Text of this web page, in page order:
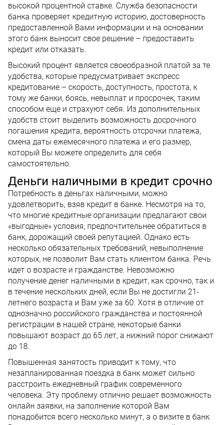
высокой процентной ставке. Служба безопасности
банка проверяет кредитную историю, достоверность
предоставленной Вами информации и на основании
этого банк выносит свое решение – предоставить
кредит или отказать.
Высокий процент является своеобразной платой за те
удобства, которые предусматривает экспресс
кредитование – скорость, доступность, простота, к
тому же банки, боясь, невыплат и просрочек, таким
способом еще и страхуют себя. Из дополнительных
удобств стоит выделить возможность досрочного
погашения кредита, вероятность отсрочки платежа,
смена даты ежемесячного платежа и его размер,
который Вы можете определить для себя
самостоятельно.
Деньги наличными в кредит срочно
Потребность в деньгах наличными, можно
удовлетворить, взяв кредит в банке. Несмотря на то,
что многие кредитные организации предлагают свои
«выгодные» условия, предпочтительнее обратиться в
банк, дорожащий своей репутацией. Однако есть
несколько обязательных требований, невыполнение
которых, не позволит Вам стать клиентом банка. Речь
идет о возрасте и гражданстве. Невозможно
получение денег наличными в кредит, как срочно, так и
в течение нескольких дней, если Вы не достигли 21-
летнего возраста и Вам уже за 60. Хотя в отличие от
однозначно российского гражданства и постоянной
регистрации в нашей стране, некоторые банки
повышают возраст до 65 лет, а нижний порог снижают
до 18.
Повышенная занятость приводит к тому, что
незапланированная поездка в банк может сильно
расстроить ежедневный график современного
человека. Эту проблему отлично решает возможность
онлайн заявки, на заполнение которой Вам
понадобится всего несколько минут, а о визите в банк